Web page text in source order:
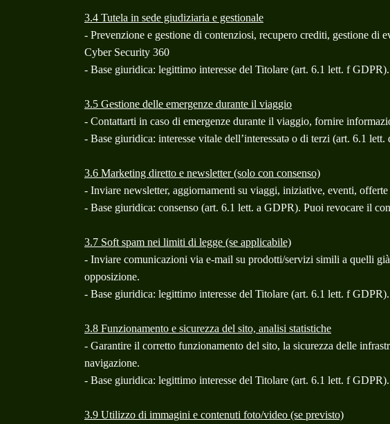
3.4 Tutela in sede giudiziaria e gestionale
- Prevenzione e gestione di contenziosi, recupero crediti, gestione
Cyber Security 360
- Base giuridica: legittimo interesse del Titolare (art. 6.1 lett. f GDPR).
3.5 Gestione delle emergenze durante il viaggio
- Contattarti in caso di emergenze durante il viaggio, fornire
- Base giuridica: interesse vitale dell’interessatə o di terzi (art. 6.1
3.6 Marketing diretto e newsletter (solo con consenso)
- Inviare newsletter, aggiornamenti su viaggi, iniziative, eventi,
- Base giuridica: consenso (art. 6.1 lett. a GDPR). Puoi revocare il
3.7 Soft spam nei limiti di legge (se applicabile)
- Inviare comunicazioni via e-mail su prodotti/servizi simili a quelli
opposizione.
- Base giuridica: legittimo interesse del Titolare (art. 6.1 lett. f GDPR).
3.8 Funzionamento e sicurezza del sito, analisi statistiche
- Garantire il corretto funzionamento del sito, la sicurezza delle
navigazione.
- Base giuridica: legittimo interesse del Titolare (art. 6.1 lett. f GDPR).
3.9 Utilizzo di immagini e contenuti foto/video (se previsto)